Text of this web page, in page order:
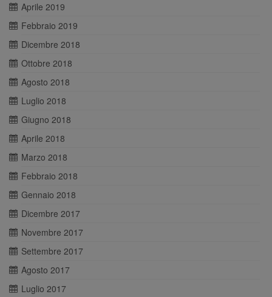
Aprile 2019
Febbraio 2019
Dicembre 2018
Ottobre 2018
Agosto 2018
Luglio 2018
Giugno 2018
Aprile 2018
Marzo 2018
Febbraio 2018
Gennaio 2018
Dicembre 2017
Novembre 2017
Settembre 2017
Agosto 2017
Luglio 2017